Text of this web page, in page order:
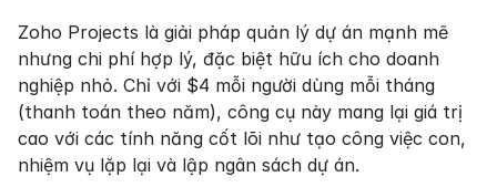
Zoho Projects là giải pháp quản lý dự án mạnh mẽ
nhưng chi phí hợp lý, đặc biệt hữu ích cho doanh
nghiệp nhỏ. Chỉ với $4 mỗi người dùng mỗi tháng
(thanh toán theo năm), công cụ này mang lại giá trị
cao với các tính năng cốt lõi như tạo công việc con,
nhiệm vụ lặp lại và lập ngân sách dự án.